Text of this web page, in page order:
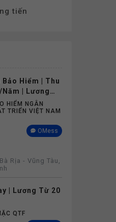
tiến
việc
Bảo Hiểm | Thu
| Lương
Doanh Số
HIỂM NGÂN
TRIỂN VIỆT NAM
OMess
Rịa - Vũng Tàu,
| Lương Từ 20
QTF